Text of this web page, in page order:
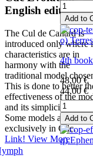
English edition
The Cul de Canard is
introduced only where
characteristics are in
harmony with the
traditional model
This is done to better
effectiveness of the
and its simplicity of use.
Some models are
exclusively in Cdc.
Link! View More
o)
4th
48,00 €
44,00 €
q)